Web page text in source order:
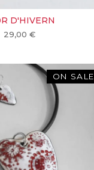
D'HIVERN
29,00 €
ON SALE